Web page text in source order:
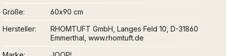
Größe
60x90 cm
Hersteller
RHOMTUFT GmbH, Langes Feld 10, D-31860
Emmerthal, www.rhomtuft.de